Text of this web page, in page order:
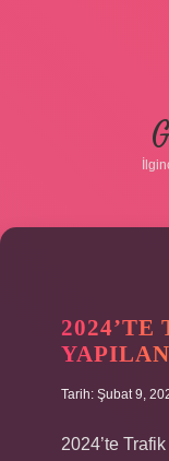
Tarih: Şubat 9,
2024’te